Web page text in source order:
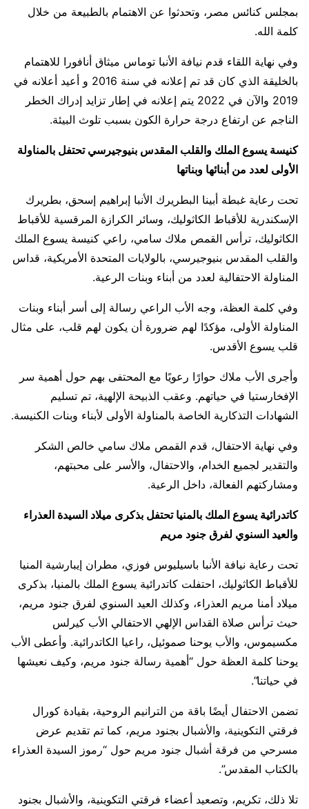
بمجلس كنائس مصر، وتحدثوا عن الاهتمام بالطبيعة من خلال
كلمة الله.
وفي نهاية اللقاء قدم نيافة الأنبا توماس ميثاق أنافورا للاهتمام
بالخليقة الذي كان قد تم إعلانه في سنة 2016 و أعيد أعلانه في
2019 والآن في 2022 يتم إعلانه في إطار تزايد إدراك الخطر
الناجم عن ارتفاع درجة حرارة الكون بسبب تلوث البيئة.
كنيسة يسوع الملك والقلب المقدس بنيوجيرسي تحتفل بالمناولة
الأولى لعدد من أبنائها وبناتها
تحت رعاية غبطة أبينا البطريرك الأنبا إبراهيم إسحق، بطريرك
الإسكندرية للأقباط الكاثوليك، وسائر الكرازة المرقسية للأقباط
الكاثوليك، ترأس القمص ملاك سامي، راعي كنيسة يسوع الملك
والقلب المقدس بنيوجيرسي، بالولايات المتحدة الأمريكية، قداس
المناولة الاحتفالية لعدد من أبناء وبنات الرعية.
وفي كلمة العظة، وجه الأب الراعي رسالة إلى أسر أبناء وبنات
المناولة الأولى، مؤكدًا لهم ضرورة أن يكون لهم قلب، على مثال
قلب يسوع الأقدس.
وأجرى الأب ملاك حوارًا رعويًا مع المحتفى بهم حول أهمية سر
الإفخارستيا في حياتهم. وعقب الذبيحة الإلهية، تم تسليم
الشهادات التذكارية الخاصة بالمناولة الأولى لأبناء وبنات الكنيسة.
وفي نهاية الاحتفال، قدم القمص ملاك سامي خالص الشكر
والتقدير لجميع الخدام، والاحتفال، والأسر على محبتهم،
ومشاركتهم الفعالة، داخل الرعية.
كاتدرائية يسوع الملك بالمنيا تحتفل بذكرى ميلاد السيدة العذراء
والعيد السنوي لفرق جنود مريم
تحت رعاية نيافة الأنبا باسيليوس فوزي، مطران إيبارشية المنيا
للأقباط الكاثوليك، احتفلت كاتدرائية يسوع الملك بالمنيا، بذكرى
ميلاد أمنا مريم العذراء، وكذلك العيد السنوي لفرق جنود مريم،
حيث ترأس صلاة القداس الإلهي الاحتفالي الأب كيرلس
مكسيموس، والأب يوحنا صموئيل، راعيا الكاتدرائية. وأعطى الأب
يوحنا كلمة العظة حول “أهمية رسالة جنود مريم، وكيف نعيشها
في حياتنا”.
تضمن الاحتفال أيضًا باقة من الترانيم الروحية، بقيادة كورال
فرقتي التكوينية، والأشبال بجنود مريم، كما تم تقديم عرض
مسرحي من فرقة أشبال جنود مريم حول “رموز السيدة العذراء
بالكتاب المقدس”.
تلا ذلك، تكريم، وتصعيد أعضاء فرقتي التكوينية، والأشبال بجنود